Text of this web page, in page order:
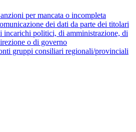
per mancata o incompleta
dei dati da parte dei titolari
incarichi politici, di amministrazione, di
o di governo
gruppi consiliari regionali/provinciali